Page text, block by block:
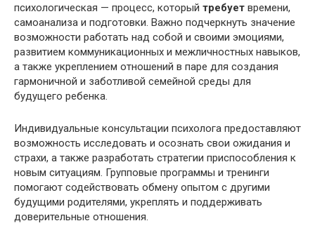
психологическая — процесс, который требует времени,
самоанализа и подготовки. Важно подчеркнуть значение
возможности работать над собой и своими эмоциями,
развитием коммуникационных и межличностных навыков,
а также укреплением отношений в паре для создания
гармоничной и заботливой семейной среды для
будущего ребенка.
Индивидуальные консультации психолога предоставляют
возможность исследовать и осознать свои ожидания и
страхи, а также разработать стратегии приспособления к
новым ситуациям. Групповые программы и тренинги
помогают содействовать обмену опытом с другими
будущими родителями, укреплять и поддерживать
доверительные отношения.